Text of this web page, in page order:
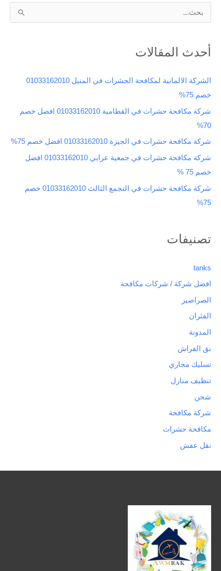
ب
ح
:
أحدث المقالات
الشركة الالمانية لمكافحة الحشرات في المنيل 01033162010
خصم 75%
شركة مكافحة حشرات في القطامية 01033162010 افضل خصم
70%
شركة مكافحة حشرات في الجيزة 01033162010 افضل خصم 75%
شركة مكافحة حشرات في جمعية عرابي 01033162010 افضل
خصم 75 %
شركة مكافحة حشرات في التجمع الثالث 01033162010 خصم
75%
تصنيفات
tanks
افضل شركة / شركات مكافحة
الصراصير
الفئران
المدونة
بق الفراش
تسليك مجاري
تنظيف منازل
شحن
شركة مكافحة
مكافحة حشرات
نقل عفش